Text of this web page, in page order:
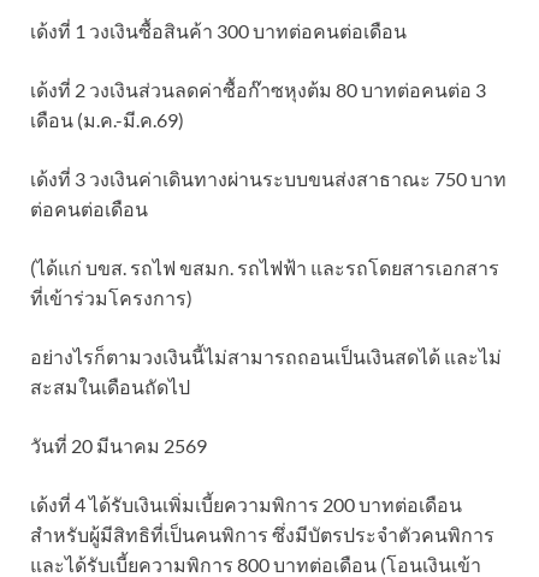
เด้งที่ 1 วงเงินซื้อสินค้า 300 บาทต่อคนต่อเดือน
เด้งที่ 2 วงเงินส่วนลดค่าซื้อก๊าซหุงต้ม 80 บาทต่อคนต่อ 3
เดือน (ม.ค.-มี.ค.69)
เด้งที่ 3 วงเงินค่าเดินทางผ่านระบบขนส่งสาธาณะ 750 บาท
ต่อคนต่อเดือน
(ได้แก่ บขส. รถไฟ ขสมก. รถไฟฟ้า และรถโดยสารเอกสาร
ที่เข้าร่วมโครงการ)
อย่างไรก็ตามวงเงินนี้ไม่สามารถถอนเป็นเงินสดได้ และไม่
สะสมในเดือนถัดไป
วันที่ 20 มีนาคม 2569
เด้งที่ 4 ได้รับเงินเพิ่มเบี้ยความพิการ 200 บาทต่อเดือน
สำหรับผู้มีสิทธิที่เป็นคนพิการ ซึ่งมีบัตรประจำตัวคนพิการ
และได้รับเบี้ยความพิการ 800 บาทต่อเดือน (โอนเงินเข้า